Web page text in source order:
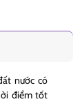
nước có
điểm tốt